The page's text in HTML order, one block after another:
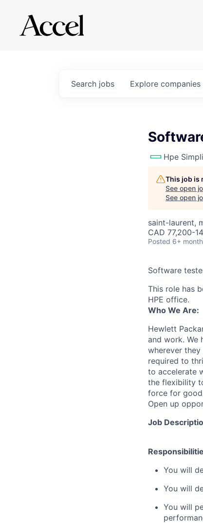
Search jobs Explore companies
Hpe
This job is
See open
See open
saint-laurent,
CAD 77,200-
Posted 6+
Software
This role has
HPE office.
Who We Are:
Hewlett
and work. We
wherever
required to
to accelerate
the flexibility
force for
Open up
Job
You will
You will
You will